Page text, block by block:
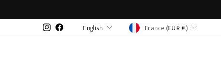
InstagramFacebookLANGUAGE
English France (EUR €)